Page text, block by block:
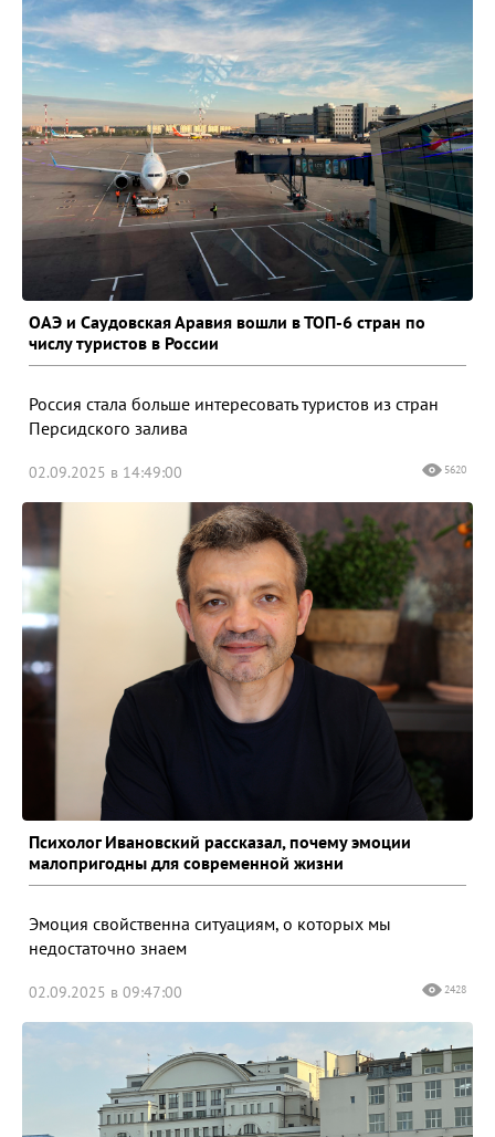
ОАЭ и Саудовская Аравия вошли в ТОП-6 стран по
числу туристов в России
Россия стала больше интересовать туристов из стран
Персидского залива
02.09.2025 в 14:49:00 5620
Психолог Ивановский рассказал, почему эмоции
малопригодны для современной жизни
Эмоция свойственна ситуациям, о которых мы
недостаточно знаем
02.09.2025 в 09:47:00 2428